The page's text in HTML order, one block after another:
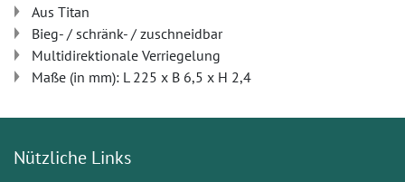
Aus Titan
Bieg- / schränk- / zuschneidbar
Multidirektionale Verriegelung
Maße (in mm): L 225 x B 6,5 x H 2,4
Nützliche Links